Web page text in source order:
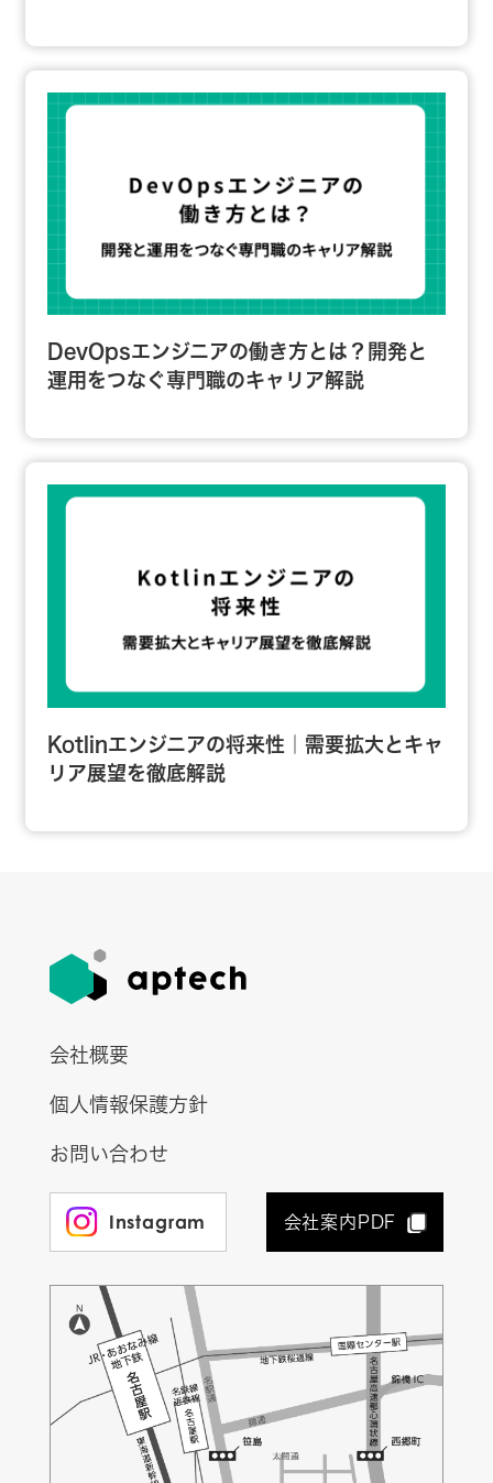
DevOpsエンジニアの働き方とは？開発と
運用をつなぐ専門職のキャリア解説
Kotlinエンジニアの将来性｜需要拡大とキャ
リア展望を徹底解説
会社概要
個人情報保護方針
お問い合わせ
Instagram 会社案内PDF